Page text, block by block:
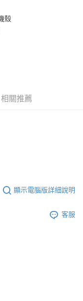
殼
相關推薦
顯示電腦版詳細說明
客服